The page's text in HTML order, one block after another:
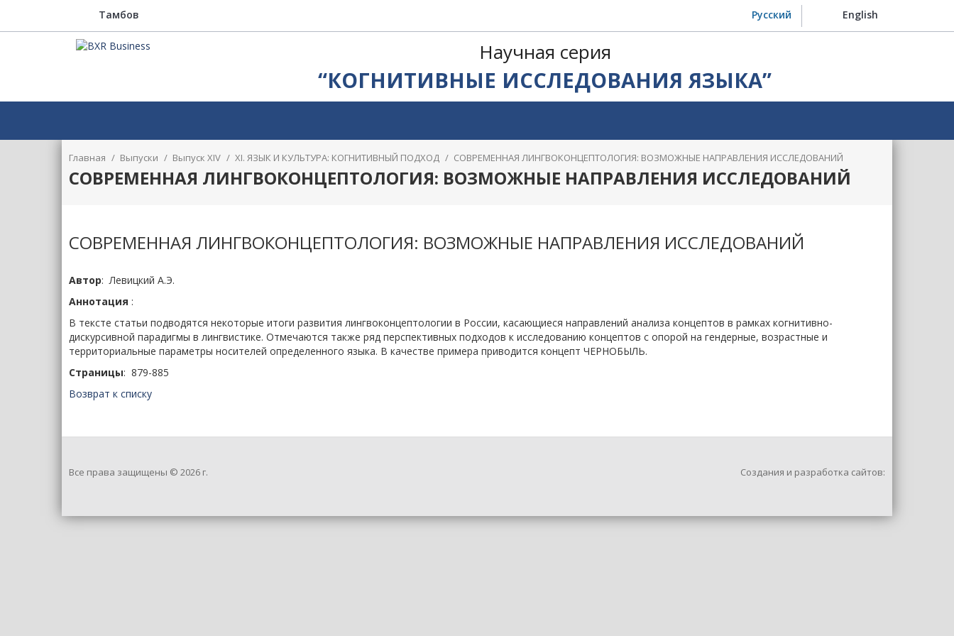
Тамбов Русский English
Научная серия
“КОГНИТИВНЫЕ ИССЛЕДОВАНИЯ ЯЗЫКА”
Главная / Выпуски / Выпуск XIV / XI. ЯЗЫК И КУЛЬТУРА: КОГНИТИВНЫЙ ПОДХОД / СОВРЕМЕННАЯ ЛИНГВОКОНЦЕПТОЛОГИЯ: ВОЗМОЖНЫЕ НАПРАВЛЕНИЯ ИССЛЕДОВАНИЙ
СОВРЕМЕННАЯ ЛИНГВОКОНЦЕПТОЛОГИЯ: ВОЗМОЖНЫЕ НАПРАВЛЕНИЯ ИССЛЕДОВАНИЙ
СОВРЕМЕННАЯ ЛИНГВОКОНЦЕПТОЛОГИЯ: ВОЗМОЖНЫЕ НАПРАВЛЕНИЯ ИССЛЕДОВАНИЙ
Автор: Левицкий А.Э.
Аннотация :
В тексте статьи подводятся некоторые итоги развития лингвоконцептологии в России, касающиеся направлений анализа концептов в рамках когнитивно-
дискурсивной парадигмы в лингвистике. Отмечаются также ряд перспективных подходов к исследованию концептов с опорой на гендерные, возрастные и
территориальные параметры носителей определенного языка. В качестве примера приводится концепт ЧЕРНОБЫЛЬ.
Страницы: 879-885
Возврат к списку
Все права защищены © 2026 г. Создания и разработка сайтов: